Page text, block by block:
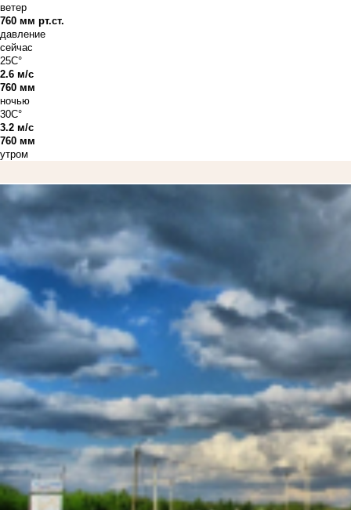
ветер
760 мм рт.ст.
давление
сейчас
25C°
2.6 м/с
760 мм
ночью
30C°
3.2 м/с
760 мм
утром